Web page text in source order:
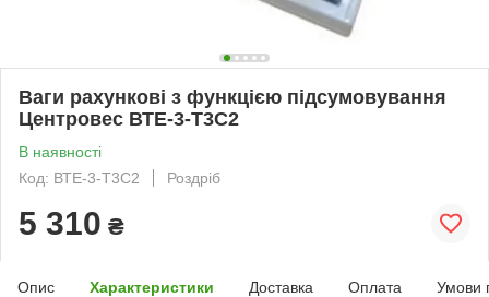
Ваги рахункові з функцією підсумовування
Центровес ВТЕ-3-Т3С2
В наявності
Код: ВТЕ-3-Т3С2
Роздріб
5 310 ₴
Опис Характеристики Доставка Оплата Умови